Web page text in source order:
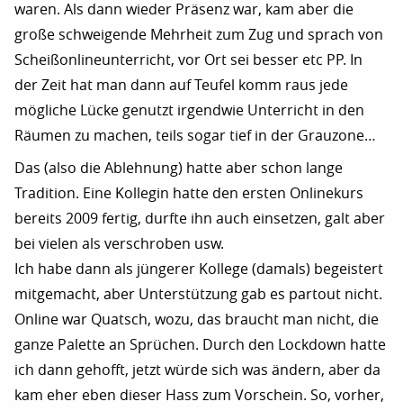
waren. Als dann wieder Präsenz war, kam aber die
große schweigende Mehrheit zum Zug und sprach von
Scheißonlineunterricht, vor Ort sei besser etc PP. In
der Zeit hat man dann auf Teufel komm raus jede
mögliche Lücke genutzt irgendwie Unterricht in den
Räumen zu machen, teils sogar tief in der Grauzone…
Das (also die Ablehnung) hatte aber schon lange
Tradition. Eine Kollegin hatte den ersten Onlinekurs
bereits 2009 fertig, durfte ihn auch einsetzen, galt aber
bei vielen als verschroben usw.
Ich habe dann als jüngerer Kollege (damals) begeistert
mitgemacht, aber Unterstützung gab es partout nicht.
Online war Quatsch, wozu, das braucht man nicht, die
ganze Palette an Sprüchen. Durch den Lockdown hatte
ich dann gehofft, jetzt würde sich was ändern, aber da
kam eher eben dieser Hass zum Vorschein. So, vorher,